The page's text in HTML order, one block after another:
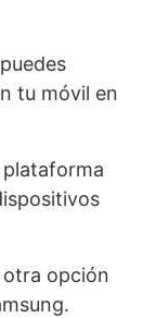
tu móvil en
plataforma
otra opción